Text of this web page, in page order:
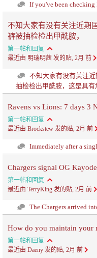
If you've been
不知大家有没有关注近期
裤被抽检检出甲酰胺，
第一帖和回复
最近由 明瑞明茜 发的贴, 2月 前
不知大家有没有关注
抽检检出甲酰胺，这是具
Ravens vs Lions: 7 days 3
第一帖和回复
最近由 Brockstew 发的贴, 2月 前
Immediately after a
Chargers signal OG
第一帖和回复
最近由 TerryKing 发的贴, 2月 前
The Chargers arrived
How do you maintain your
第一帖和回复
最近由 Daeny 发的贴, 2月 前